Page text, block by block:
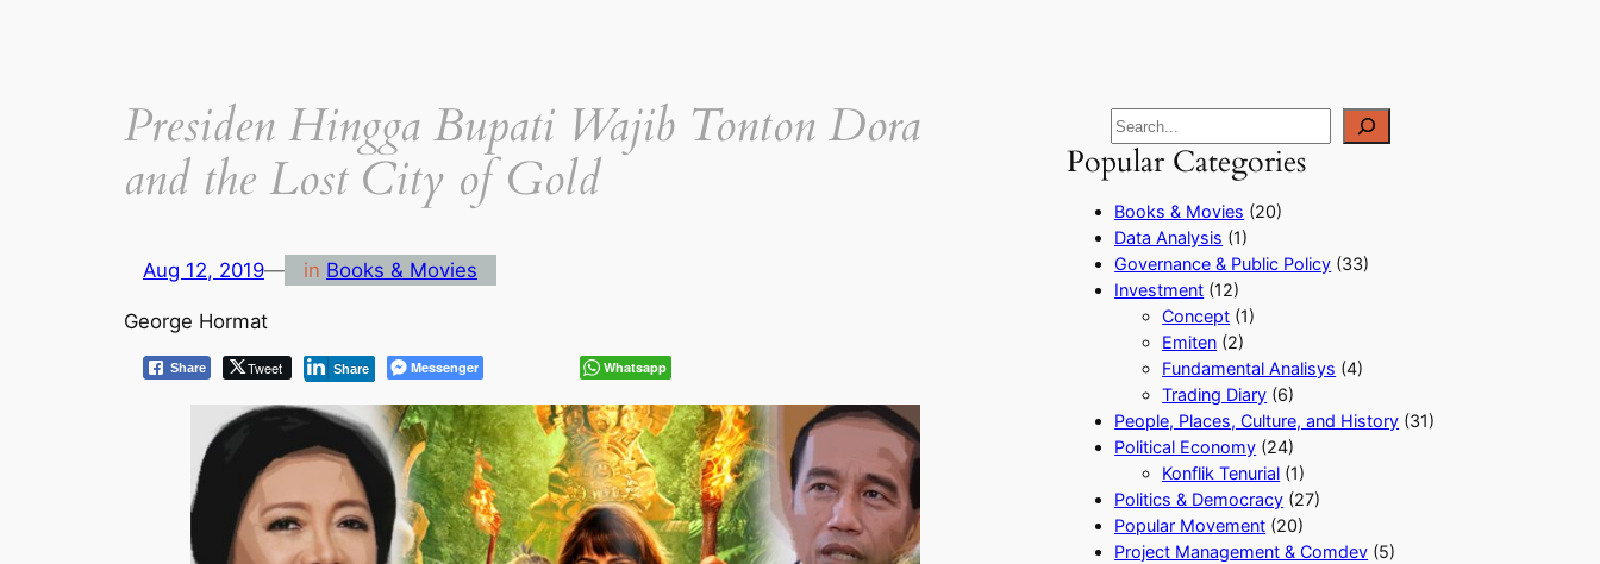
Presiden Hingga Bupati Wajib Tonton Dora
and the Lost City of Gold
Aug 12, 2019— in Books & Movies
George Hormat
Share Tweet Share Messenger Whatsapp
Popular Categories
Books & Movies (20)
Data Analysis (1)
Governance & Public Policy (33)
Investment (12)
Concept (1)
Emiten (2)
Fundamental Analisys (4)
Trading Diary (6)
People, Places, Culture, and History (31)
Political Economy (24)
Konflik Tenurial (1)
Politics & Democracy (27)
Popular Movement (20)
Project Management & Comdev (5)